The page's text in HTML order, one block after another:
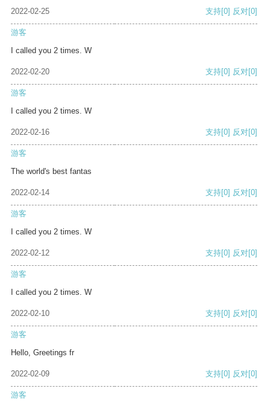
2022-02-25 支持[0] 反对[0]
游客
I called you 2 times. W
2022-02-20 支持[0] 反对[0]
游客
I called you 2 times. W
2022-02-16 支持[0] 反对[0]
游客
The world's best fantas
2022-02-14 支持[0] 反对[0]
游客
I called you 2 times. W
2022-02-12 支持[0] 反对[0]
游客
I called you 2 times. W
2022-02-10 支持[0] 反对[0]
游客
Hello, Greetings fr
2022-02-09 支持[0] 反对[0]
游客